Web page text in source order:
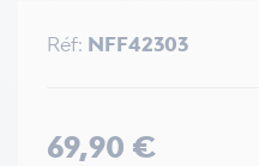
Réf: NFF42303
69,90 €